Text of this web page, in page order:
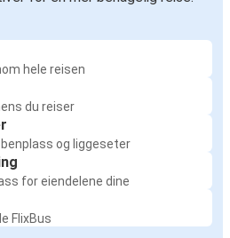
hele reisen
du reiser
og liggeseter
for eiendelene dine
FlixBus